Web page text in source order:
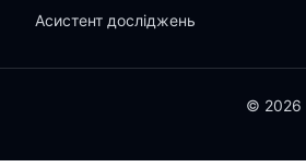
Асистент досліджень
© 2026